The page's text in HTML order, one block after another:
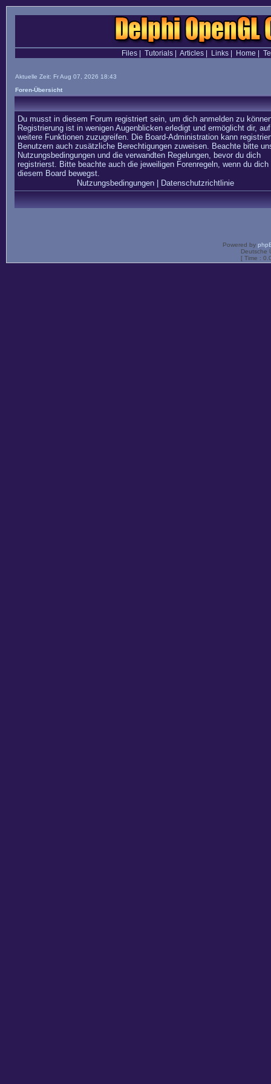
Files| Tutorials| Articles| Links| Home
Aktuelle Zeit: Fr Aug 07, 2026 18:43
Foren-Übersicht
Du musst in diesem Forum registriert sein, um dich anmelden zu
Registrierung ist in wenigen Augenblicken erledigt und ermöglicht dir, auf
weitere Funktionen zuzugreifen. Die Board-Administration kann
Benutzern auch zusätzliche Berechtigungen zuweisen. Beachte bitte
Nutzungsbedingungen und die verwandten Regelungen, bevor du dich
registrierst. Bitte beachte auch die jeweiligen Forenregeln, wenn du dich
diesem Board bewegst.
Nutzungsbedingungen| Datenschutzrichtlinie
Powered by
Deutsche
[ Time :